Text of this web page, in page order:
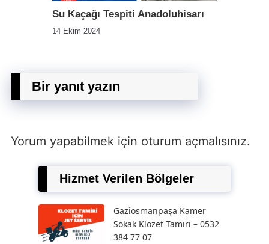
Su Kaçağı Tespiti Anadoluhisarı
14 Ekim 2024
Bir yanıt yazın
Yorum yapabilmek için oturum açmalısınız.
Hizmet Verilen Bölgeler
Gaziosmanpaşa Kamer
Sokak Klozet Tamiri – 0532
384 77 07